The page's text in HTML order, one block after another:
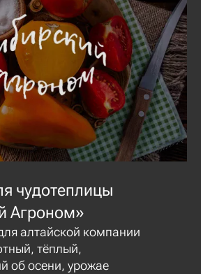
чудотеплицы
Агроном»
алтайской компании
тёплый,
об осени, урожае